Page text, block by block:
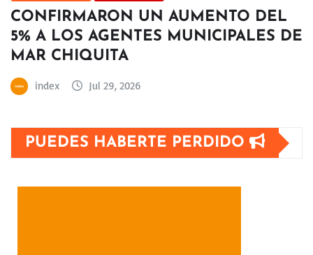
CONFIRMARON UN AUMENTO DEL
5% A LOS AGENTES MUNICIPALES DE
MAR CHIQUITA
index Jul 29, 2026
PUEDES HABERTE PERDIDO